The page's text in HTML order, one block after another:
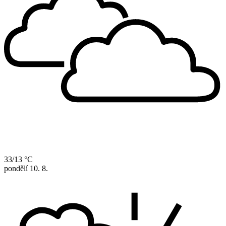
33/13 °C
pondělí 10. 8.